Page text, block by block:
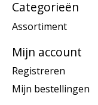
Categorieën
Assortiment
Mijn account
Registreren
Mijn bestellingen